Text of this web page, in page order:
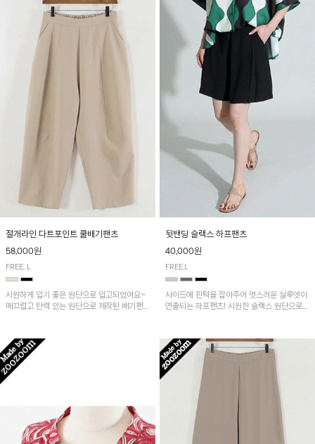
절개라인 다트포인트 쿨배기팬츠
58,000원
FREE, L
시원하게 입기 좋은 원단으로 입고되었어요~
매끄럽고 탄력 있는 원단으로 제작된 배기팬츠
뒷밴딩 슬랙스 하프팬츠
40,000원
FREE,L
사이드에 핀턱을 잡아주어 멋스러운 실루엣이
연출되는 하프팬츠! 시원한 슬랙스 원단으로